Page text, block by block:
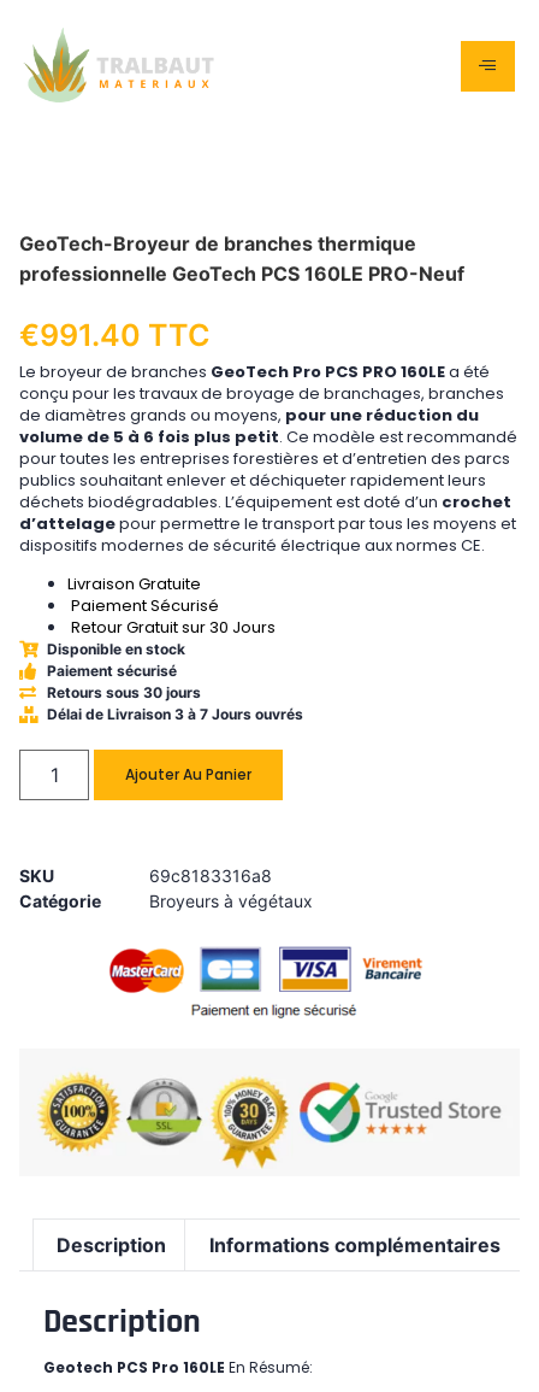
GeoTech-Broyeur de branches thermique
professionnelle GeoTech PCS 160LE PRO-Neuf
€991.40 TTC
Le broyeur de branches GeoTech Pro PCS PRO 160LEa été
conçu pour les travaux de broyage de branchages, branches
de diamètres grands ou moyens, pour une réduction du
volume de 5 à 6 fois plus petit. Ce modèle est recommandé
pour toutes les entreprises forestières et d’entretien des parcs
publics souhaitant enlever et déchiqueter rapidement leurs
déchets biodégradables. L’équipement est doté d’un crochet
d’attelagepour permettre le transport par tous les moyens et
dispositifs modernes de sécurité électrique aux normes CE.
Livraison Gratuite
Paiement Sécurisé
Retour Gratuit sur 30 Jours
Disponible en stock
Paiement sécurisé
Retours sous 30 jours
Délai de Livraison 3 à 7 Jours ouvrés
Ajouter Au Panier
SKU
69c8183316a8
Catégorie
Broyeurs à végétaux
Description Informations complémentaires
Description
Geotech PCS Pro 160LE En Résumé: